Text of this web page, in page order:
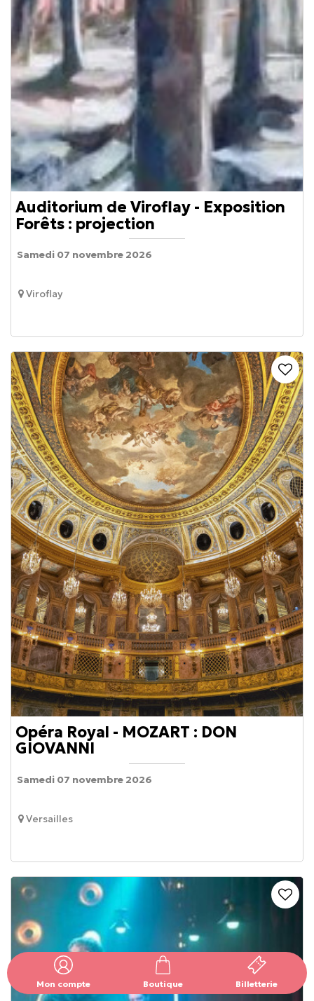
Mon compte Boutique Billetterie
Auditorium de Viroflay - Exposition
Forêts : projection
Viroflay
Samedi 07 novembre 2026
Opéra Royal - MOZART : DON
GIOVANNI
Versailles
Samedi 07 novembre 2026